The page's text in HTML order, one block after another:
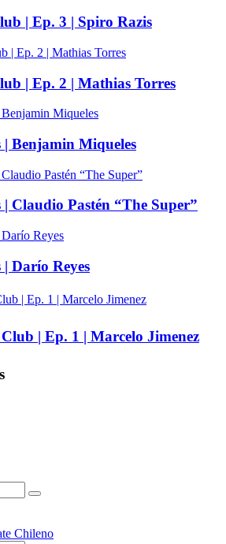
| Ep. 3 | Spiro Razis
| Ep. 2 | Mathias Torres
| Benjamin Miqueles
| Claudio Pastén “The Super”
| Darío Reyes
| Ep. 1 | Marcelo Jimenez